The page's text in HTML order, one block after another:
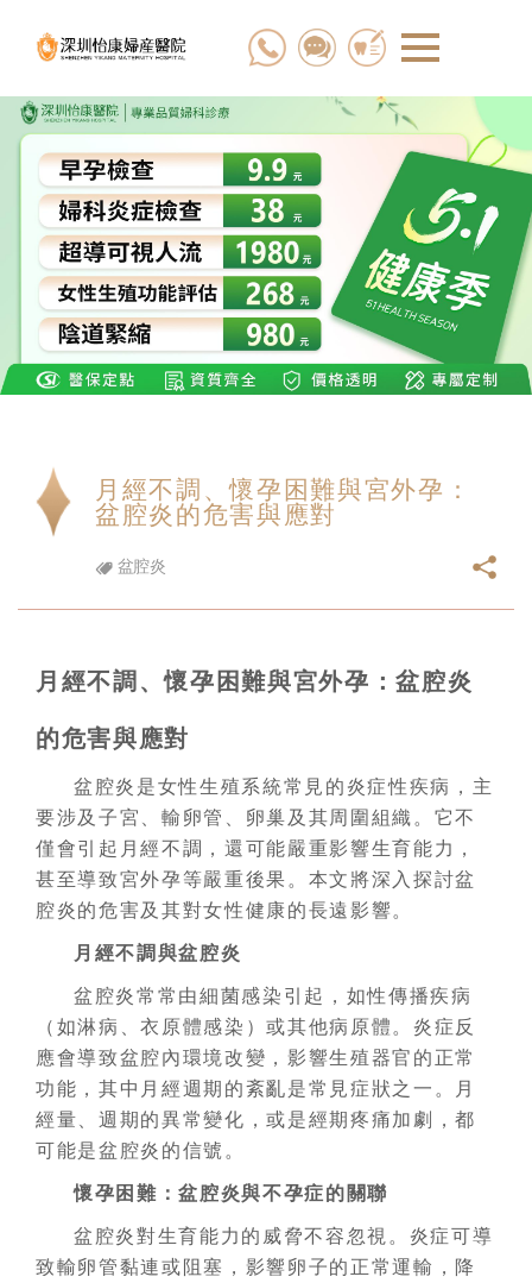
月經不調、懷孕困難與宮外孕：
盆腔炎的危害與應對
盆腔炎
月經不調、懷孕困難與宮外孕：盆腔炎
的危害與應對
盆腔炎是女性生殖系統常見的炎症性疾病，主
要涉及子宮、輸卵管、卵巢及其周圍組織。它不
僅會引起月經不調，還可能嚴重影響生育能力，
甚至導致宮外孕等嚴重後果。本文將深入探討盆
腔炎的危害及其對女性健康的長遠影響。
月經不調與盆腔炎
盆腔炎常常由細菌感染引起，如性傳播疾病
（如淋病、衣原體感染）或其他病原體。炎症反
應會導致盆腔內環境改變，影響生殖器官的正常
功能，其中月經週期的紊亂是常見症狀之一。月
經量、週期的異常變化，或是經期疼痛加劇，都
可能是盆腔炎的信號。
懷孕困難：盆腔炎與不孕症的關聯
盆腔炎對生育能力的威脅不容忽視。炎症可導
致輸卵管黏連或阻塞，影響卵子的正常運輸，降